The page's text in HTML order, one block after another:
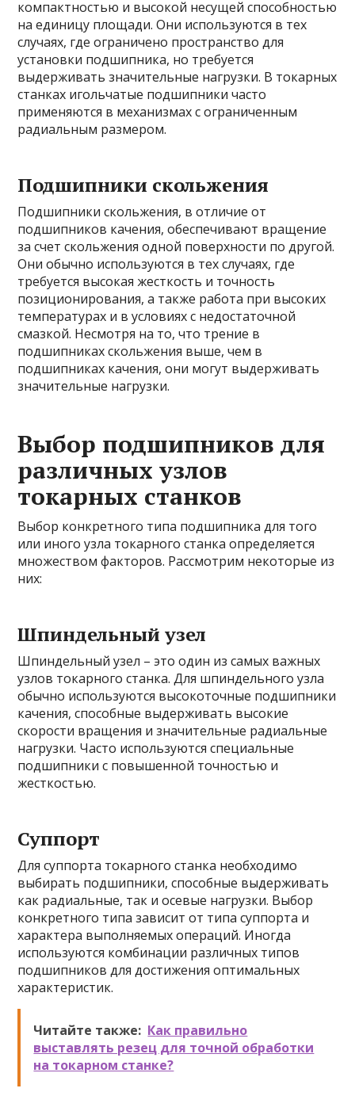
компактностью и высокой несущей способностью
на единицу площади. Они используются в тех
случаях, где ограничено пространство для
установки подшипника, но требуется
выдерживать значительные нагрузки. В токарных
станках игольчатые подшипники часто
применяются в механизмах с ограниченным
радиальным размером.
Подшипники скольжения
Подшипники скольжения, в отличие от
подшипников качения, обеспечивают вращение
за счет скольжения одной поверхности по другой.
Они обычно используются в тех случаях, где
требуется высокая жесткость и точность
позиционирования, а также работа при высоких
температурах и в условиях с недостаточной
смазкой. Несмотря на то, что трение в
подшипниках скольжения выше, чем в
подшипниках качения, они могут выдерживать
значительные нагрузки.
Выбор подшипников для
различных узлов
токарных станков
Выбор конкретного типа подшипника для того
или иного узла токарного станка определяется
множеством факторов. Рассмотрим некоторые из
них:
Шпиндельный узел
Шпиндельный узел – это один из самых важных
узлов токарного станка. Для шпиндельного узла
обычно используются высокоточные подшипники
качения, способные выдерживать высокие
скорости вращения и значительные радиальные
нагрузки. Часто используются специальные
подшипники с повышенной точностью и
жесткостью.
Суппорт
Для суппорта токарного станка необходимо
выбирать подшипники, способные выдерживать
как радиальные, так и осевые нагрузки. Выбор
конкретного типа зависит от типа суппорта и
характера выполняемых операций. Иногда
используются комбинации различных типов
подшипников для достижения оптимальных
характеристик.
Читайте также: Как правильно
выставлять резец для точной обработки
на токарном станке?